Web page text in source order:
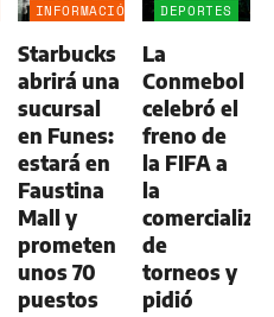
INFORMACIÓN
Starbucks
abrirá una
sucursal
en Funes:
estará en
Faustina
Mall y
prometen
unos 70
puestos
DEPORTES
La
Conmebol
celebró el
freno de
la FIFA a
la
de
torneos y
pidió